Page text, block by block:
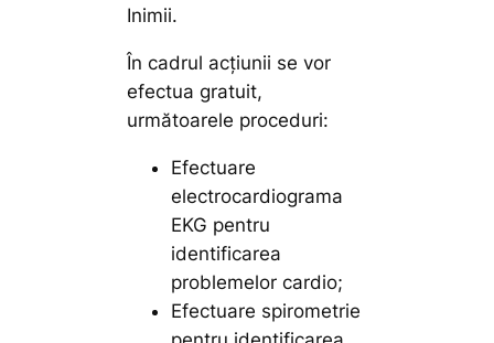
Inimii.
În cadrul acțiunii se vor
efectua gratuit,
următoarele proceduri:
Efectuare
electrocardiograma
EKG pentru
identificarea
problemelor cardio;
Efectuare spirometrie